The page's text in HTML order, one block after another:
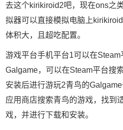
去这个kirikiroid2吧，现在ons之
拟器可以直接模拟电脑上
体积大，且超吃配置。
游戏平台手机平台1可以在
Galgame，可以在Steam平台搜
安装后进行游玩2青鸟的
应用商店搜索青鸟的游戏，找到
戏，并进行下载和安装。